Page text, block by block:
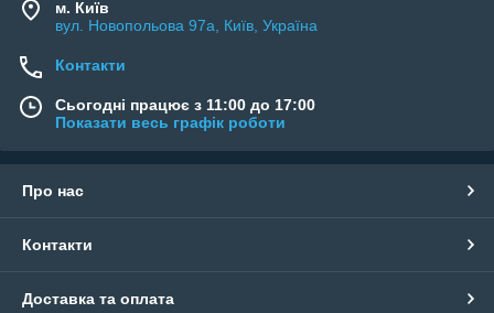
м. Київ
вул. Новопольова 97а, Київ, Україна
Контакти
Сьогодні працює з 11:00 до 17:00
Показати весь графік роботи
Про нас
Контакти
Доставка та оплата